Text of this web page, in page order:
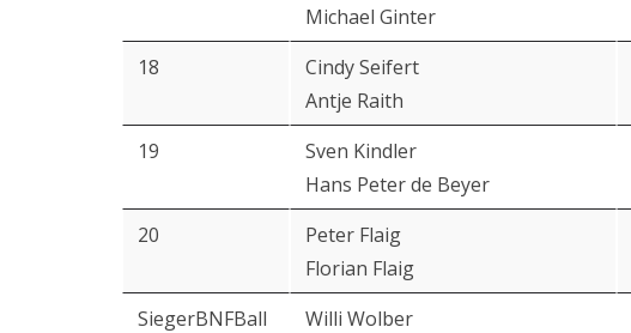
Michael Ginter
18
Cindy Seifert
Antje Raith
19
Sven Kindler
Hans Peter de Beyer
20
Peter Flaig
Florian Flaig
SiegerBNFBall
Willi Wolber